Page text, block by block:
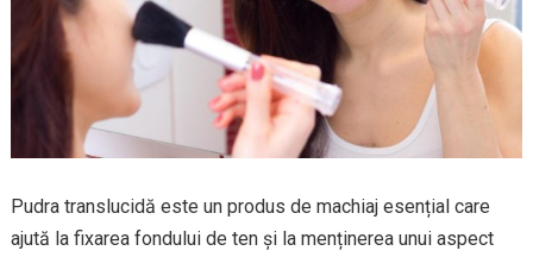
Pudra translucidă este un produs de machiaj esențial care
ajută la fixarea fondului de ten și la menținerea unui aspect